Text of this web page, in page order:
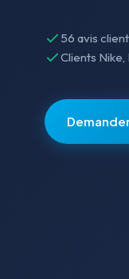
56 avis
Clients